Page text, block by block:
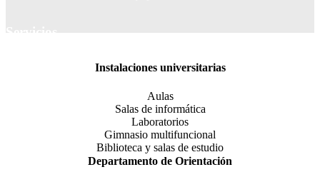
Instalaciones universitarias
Aulas
Salas de informática
Laboratorios
Gimnasio multifuncional
Biblioteca y salas de estudio
Departamento de Orientación